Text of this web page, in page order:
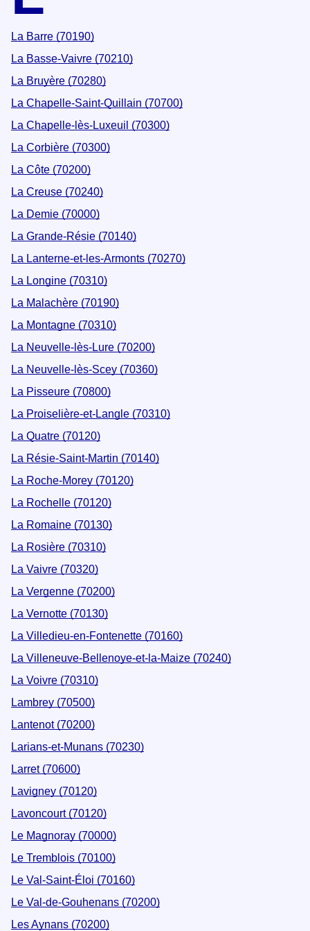
La Barre (70190)
La Basse-Vaivre (70210)
La Bruyère (70280)
La Chapelle-Saint-Quillain (70700)
La Chapelle-lès-Luxeuil (70300)
La Corbière (70300)
La Côte (70200)
La Creuse (70240)
La Demie (70000)
La Grande-Résie (70140)
La Lanterne-et-les-Armonts (70270)
La Longine (70310)
La Malachère (70190)
La Montagne (70310)
La Neuvelle-lès-Lure (70200)
La Neuvelle-lès-Scey (70360)
La Pisseure (70800)
La Proiselière-et-Langle (70310)
La Quatre (70120)
La Résie-Saint-Martin (70140)
La Roche-Morey (70120)
La Rochelle (70120)
La Romaine (70130)
La Rosière (70310)
La Vaivre (70320)
La Vergenne (70200)
La Vernotte (70130)
La Villedieu-en-Fontenette (70160)
La Villeneuve-Bellenoye-et-la-Maize (70240)
La Voivre (70310)
Lambrey (70500)
Lantenot (70200)
Larians-et-Munans (70230)
Larret (70600)
Lavigney (70120)
Lavoncourt (70120)
Le Magnoray (70000)
Le Tremblois (70100)
Le Val-Saint-Éloi (70160)
Le Val-de-Gouhenans (70200)
Les Aynans (70200)